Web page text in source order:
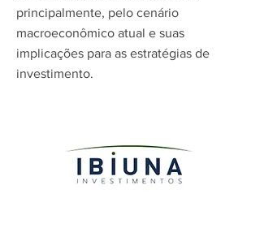
principalmente, pelo cenário
macroeconômico atual e suas
implicações para as estratégias de
investimento.